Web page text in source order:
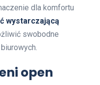
dla komfortu
wystarczającą
swobodne
open